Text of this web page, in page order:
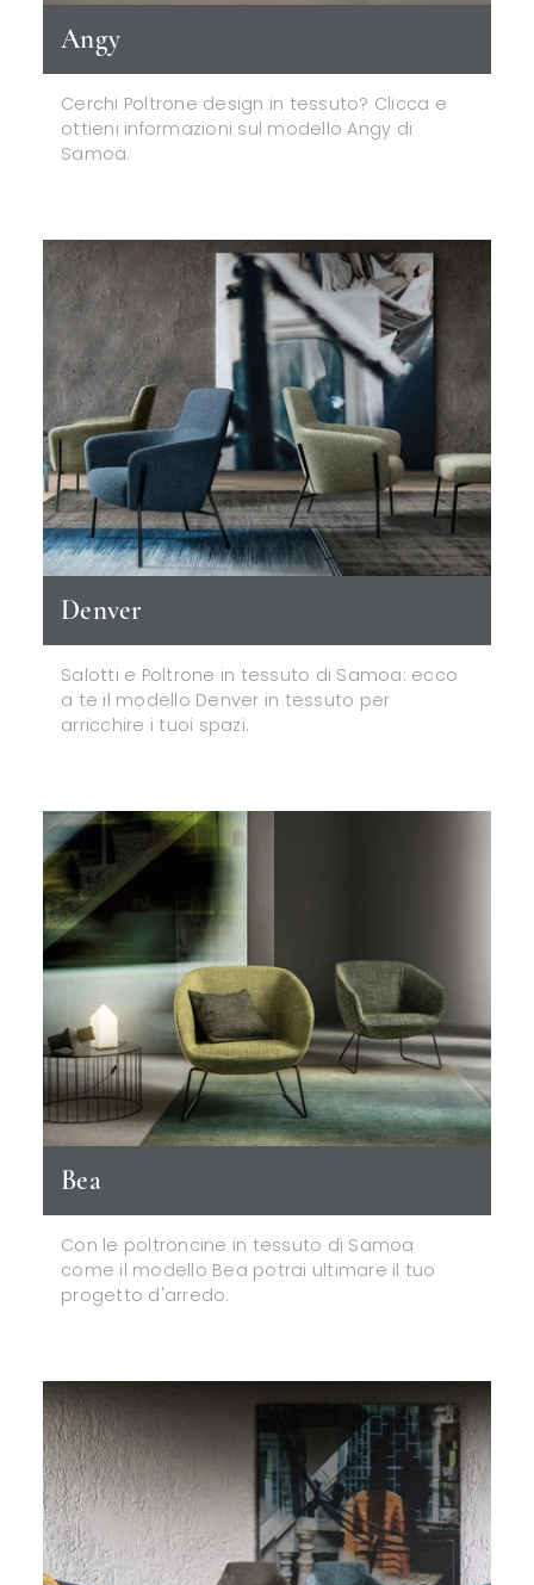
Angy
Cerchi Poltrone design in tessuto? Clicca e
ottieni informazioni sul modello Angy di
Samoa.
Denver
Salotti e Poltrone in tessuto di Samoa: ecco
a te il modello Denver in tessuto per
arricchire i tuoi spazi.
Bea
Con le poltroncine in tessuto di Samoa
come il modello Bea potrai ultimare il tuo
progetto d'arredo.